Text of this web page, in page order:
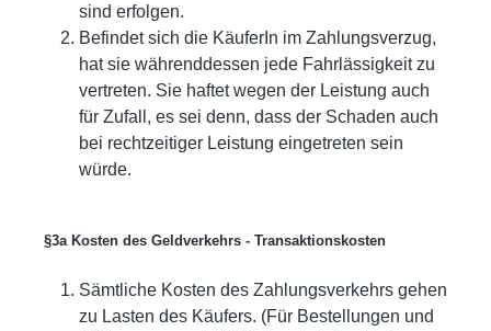
sind erfolgen.
Befindet sich die KäuferIn im Zahlungsverzug,
hat sie währenddessen jede Fahrlässigkeit zu
vertreten. Sie haftet wegen der Leistung auch
für Zufall, es sei denn, dass der Schaden auch
bei rechtzeitiger Leistung eingetreten sein
würde.
§3a Kosten des Geldverkehrs - Transaktionskosten
Sämtliche Kosten des Zahlungsverkehrs gehen
zu Lasten des Käufers. (Für Bestellungen und